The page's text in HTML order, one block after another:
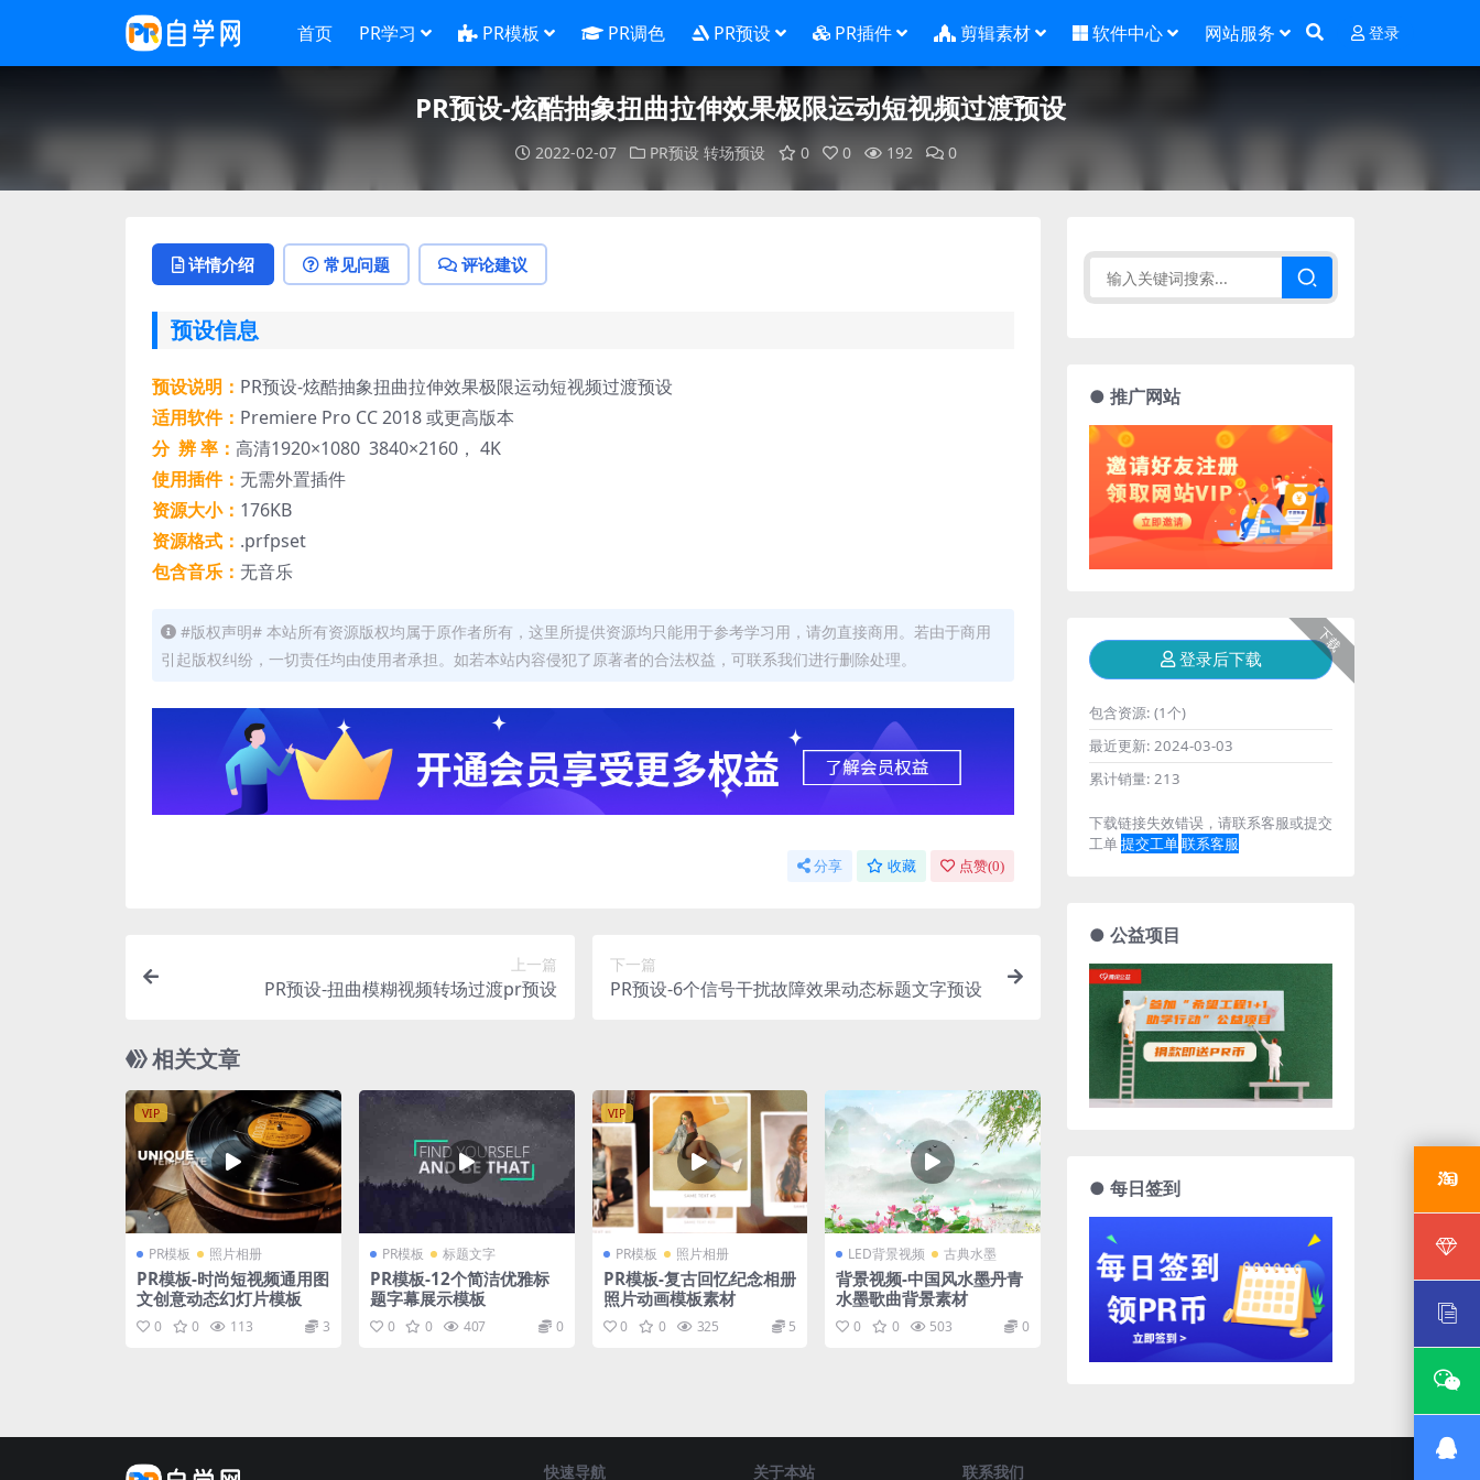
首页 PR学习 PR模板 PR调色 PR预设 PR插件 剪辑素材 软件中心 网站服务 登录
PR预设-炫酷抽象扭曲拉伸效果极限运动短视频过渡预设
2022-02-07 PR预设 转场预设 0 0 192 0
详情介绍 常见问题 评论建议
预设信息
预设说明： PR预设-炫酷抽象扭曲拉伸效果极限运动短视频过渡预设
适用软件： Premiere Pro CC 2018 或更高版本
分 辨 率： 高清1920×1080 3840×2160， 4K
使用插件： 无需外置插件
资源大小： 176KB
资源格式： .prfpset
包含音乐： 无音乐
#版权声明# 本站所有资源版权均属于原作者所有，这里所提供资源均只能用于参考学习用，请勿直接商用。若由于商用
引起版权纠纷，一切责任均由使用者承担。如若本站内容侵犯了原著者的合法权益，可联系我们进行删除处理。
分享 收藏 点赞(0)
上一篇
PR预设-扭曲模糊视频转场过渡pr预设
下一篇
PR预设-6个信号干扰故障效果动态标题文字预设
相关文章
VIP
PR模板 照片相册
PR模板-时尚短视频通用图
文创意动态幻灯片模板
0 0 113 3
PR模板 标题文字
PR模板-12个简洁优雅标
题字幕展示模板
0 0 407 0
VIP
PR模板 照片相册
PR模板-复古回忆纪念相册
照片动画模板素材
0 0 325 5
LED背景视频 古典水墨
背景视频-中国风水墨丹青
水墨歌曲背景素材
0 0 503 0
● 推广网站
下载
登录后下载
包含资源: (1个)
最近更新: 2024-03-03
累计销量: 213
下载链接失效错误，请联系客服或提交
工单提交工单联系客服
● 公益项目
● 每日签到
快速导航 关于本站 联系我们